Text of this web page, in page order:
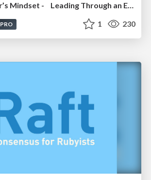
The innovator’s Mindset - Leading Through an Era of Exponential Change - McGill University 2025
PRO 1 230